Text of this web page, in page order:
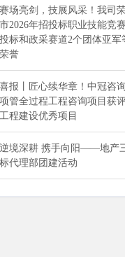
赛场亮剑，技展风采！我司
市2026年招投标职业技能竞
投标和政采赛道2个团体亚军
荣誉
喜报丨匠心续华章！中冠咨
项管全过程工程咨询项目获
工程建设优秀项目
逆境深耕 携手向阳——地产
标代理部团建活动